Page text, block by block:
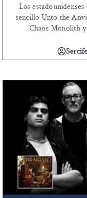
Los
sencillo Unto the
Chaos Monolith